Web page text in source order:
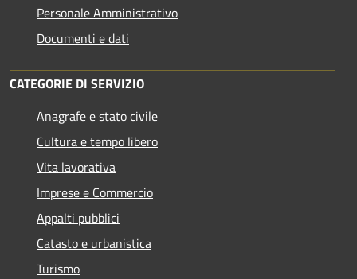
Personale Amministrativo
Documenti e dati
CATEGORIE DI SERVIZIO
Anagrafe e stato civile
Cultura e tempo libero
Vita lavorativa
Imprese e Commercio
Appalti pubblici
Catasto e urbanistica
Turismo